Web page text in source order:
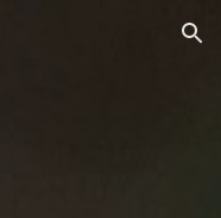
Skip to navigation